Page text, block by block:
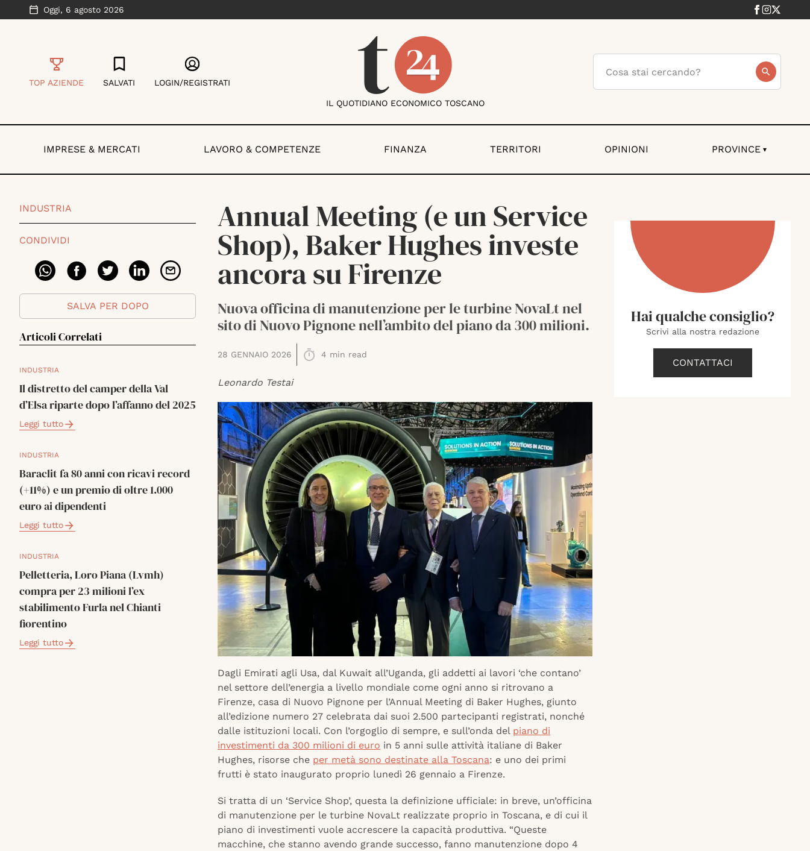
Oggi, 6 agosto 2026
TOP AZIENDE SALVATI LOGIN/REGISTRATI
IL QUOTIDIANO ECONOMICO TOSCANO
IMPRESE & MERCATI LAVORO & COMPETENZE FINANZA TERRITORI OPINIONI PROVINCE ▾
INDUSTRIA
CONDIVIDI
SALVA PER DOPO
Articoli Correlati
INDUSTRIA
Il distretto del camper della Val
d’Elsa riparte dopo l’affanno del 2025
Leggi tutto
INDUSTRIA
Baraclit fa 80 anni con ricavi record
(+11%) e un premio di oltre 1.000
euro ai dipendenti
Leggi tutto
INDUSTRIA
Pelletteria, Loro Piana (Lvmh)
compra per 23 milioni l’ex
stabilimento Furla nel Chianti
fiorentino
Leggi tutto
Annual Meeting (e un Service
Shop), Baker Hughes investe
ancora su Firenze
Nuova officina di manutenzione per le turbine NovaLt nel
sito di Nuovo Pignone nell’ambito del piano da 300 milioni.
28 GENNAIO 2026 4 min read
Leonardo Testai
Dagli Emirati agli Usa, dal Kuwait all’Uganda, gli addetti ai lavori ‘che contano’
nel settore dell’energia a livello mondiale come ogni anno si ritrovano a
Firenze, casa di Nuovo Pignone per l’Annual Meeting di Baker Hughes, giunto
all’edizione numero 27 celebrata dai suoi 2.500 partecipanti registrati, nonché
dalle istituzioni locali. Con l’orgoglio di sempre, e sull’onda del piano di
investimenti da 300 milioni di euro in 5 anni sulle attività italiane di Baker
Hughes, risorse che per metà sono destinate alla Toscana: e uno dei primi
frutti è stato inaugurato proprio lunedì 26 gennaio a Firenze.
Si tratta di un ‘Service Shop’, questa la definizione ufficiale: in breve, un’officina
di manutenzione per le turbine NovaLt realizzate proprio in Toscana, e di cui il
piano di investimenti vuole accrescere la capacità produttiva. “Queste
macchine, che stanno avendo grande successo, fanno manutenzione dopo 4
Hai qualche consiglio?
Scrivi alla nostra redazione
CONTATTACI